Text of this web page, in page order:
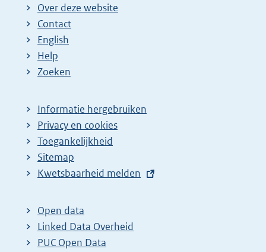
Over deze website
Contact
English
Help
Zoeken
Informatie hergebruiken
Privacy en cookies
Toegankelijkheid
Sitemap
E
t
e
r
Kwetsbaarheid melden
Open data
Linked Data Overheid
PUC Open Data